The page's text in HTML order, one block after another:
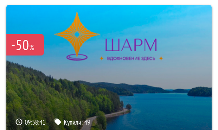
-50%
09:58:40 Купили:49